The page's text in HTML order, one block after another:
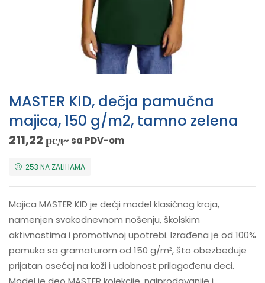
MASTER KID, dečja pamučna
majica, 150 g/m2, tamno zelena
211,22рсд~ sa PDV-om
253 NA ZALIHAMA
Majica MASTER KID je dečji model klasičnog kroja,
namenjen svakodnevnom nošenju, školskim
aktivnostima i promotivnoj upotrebi. Izrađena je od 100%
pamuka sa gramaturom od 150 g/m², što obezbeđuje
prijatan osećaj na koži i udobnost prilagođenu deci.